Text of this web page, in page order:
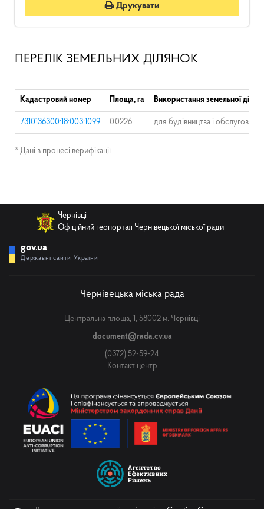
Друкувати
ПЕРЕЛІК ЗЕМЕЛЬНИХ ДІЛЯНОК
Кадастровий номер Площа, га Використання земельної
7310136300:18:003:1099 0.0226 для будівництва і
* Дані в процесі верифікації
Чернівці
Офіційний геопортал Чернівецької міської ради
gov.ua
Державні сайти України
Чернівецька міська рада
Центральна площа, 1, 58002 м. Чернівці
document@rada.cv.ua
(0372) 52-59-24
Контакт центр